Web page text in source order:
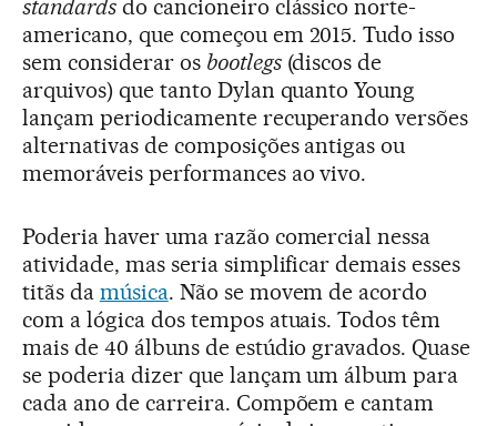
standardsdo cancioneiro clássico norte-
americano, que começou em 2015. Tudo isso
sem considerar os bootlegs(discos de
arquivos) que tanto Dylan quanto Young
lançam periodicamente recuperando versões
alternativas de composições antigas ou
memoráveis performances ao vivo.
Poderia haver uma razão comercial nessa
atividade, mas seria simplificar demais esses
titãs da música. Não se movem de acordo
com a lógica dos tempos atuais. Todos têm
mais de 40 álbuns de estúdio gravados. Quase
se poderia dizer que lançam um álbum para
cada ano de carreira. Compõem e cantam